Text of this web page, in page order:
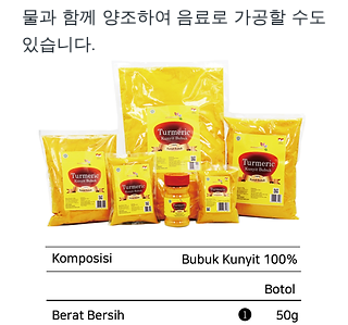
물과 함께 양조하여 음료로 가공할 수도
있습니다.